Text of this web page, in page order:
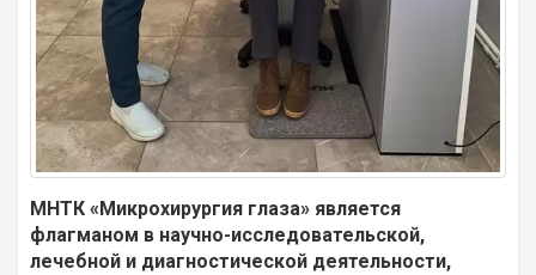
МНТК «Микрохирургия глаза» является
флагманом в научно-исследовательской,
лечебной и диагностической деятельности,